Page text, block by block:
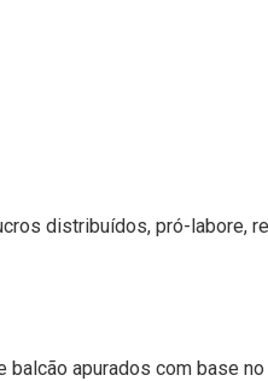
distribuídos, pró-labore,
apurados com base no